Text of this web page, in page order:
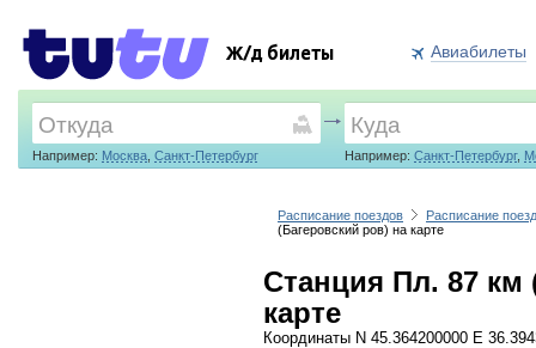
Ж/д билеты Авиабилеты
Например: Москва, Санкт-Петербург Например: Санкт-Петербург,
Расписание поездов
Расписание
(Багеровский ров) на карте
Станция Пл. 87 км
карте
Координаты N 45.364200000 E